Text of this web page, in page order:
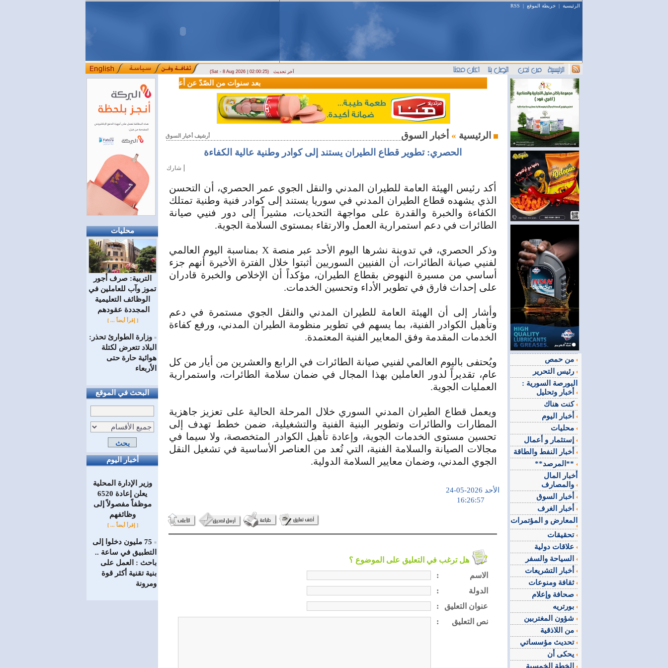
الرئيسية | خريطة الموقع |
RSS
(Sat - 8 Aug 2026 | 02:00:25) آخر تحديث
محليات
التربية: صرف أجور
تموز وآب للعاملين في
الوظائف ‏التعليمية
المجددة عقودهم ‏
[ إقرأ أيضاً ... ]
= وزارة الطوارئ تحذر:
البلاد تتعرض لكتلة
هوائية حارة حتى
الأربعاء
البحث في الموقع
أخبار اليوم
وزير الإدارة المحلية
يعلن إعادة 6520
موظفاً مفصولاً إلى
‏وظائفهم
[ إقرأ أيضاً ... ]
=
75 مليون دخلوا إلى
التطبيق في ساعة ..
باحث : العمل على
بنية تقنية أكثر قوة
ومرونة
بعد سنوات من الصّدّ عن أعماله.. القاصّ والرّوائي عبد الله النّفاخ يقدّم "تأملات في
أرشيف أخبار السوق الرئيسية »
الحصري: تطوير قطاع الطيران يستند إلى كوادر وطنية عالية الكفاءة
شارك |
أكد رئيس الهيئة العامة للطيران المدني والنقل الجوي عمر الحصري، أن التحسن
الذي يشهده قطاع الطيران المدني في سوريا يستند إلى كوادر فنية وطنية تمتلك
الكفاءة والخبرة والقدرة على مواجهة التحديات، مشيراً إلى دور فنيي صيانة
الطائرات في دعم استمرارية العمل والارتقاء بمستوى السلامة الجوية.
وذكر الحصري، في تدوينة نشرها اليوم الأحد عبر منصة X بمناسبة اليوم العالمي
لفنيي صيانة الطائرات، أن الفنيين السوريين أثبتوا خلال الفترة الأخيرة أنهم جزء
أساسي من مسيرة النهوض بقطاع الطيران، مؤكداً أن الإخلاص والخبرة قادران
على إحداث فارق في تطوير الأداء وتحسين الخدمات.
وأشار إلى أن الهيئة العامة للطيران المدني والنقل الجوي مستمرة في دعم
وتأهيل الكوادر الفنية، بما يسهم في تطوير منظومة الطيران المدني، ورفع كفاءة
الخدمات المقدمة وفق المعايير الفنية المعتمدة.
ويُحتفى باليوم العالمي لفنيي صيانة الطائرات في الرابع والعشرين من أيار من كل
عام، تقديراً لدور العاملين بهذا المجال في ضمان سلامة الطائرات، واستمرارية
العمليات الجوية.
ويعمل قطاع الطيران المدني السوري خلال المرحلة الحالية على تعزيز جاهزية
المطارات والطائرات وتطوير البنية الفنية والتشغيلية، ضمن خطط تهدف إلى
تحسين مستوى الخدمات الجوية، وإعادة تأهيل الكوادر المتخصصة، ولا سيما في
مجالات الصيانة والسلامة الفنية، التي تُعد من العناصر الأساسية في تشغيل النقل
الجوي المدني، وضمان معايير السلامة الدولية.
الأحد 2026-05-24
هل ترغب في التعليق على الموضوع ؟
:
الاسم
:
الدولة
:
عنوان التعليق
:
نص التعليق
البورصة السورية :
كنت هناك
**المرصد**
أخبار المال
المعارض و المؤتمرات
تحقيقات
ثقافة ومنوعات
تحديث مؤسساتي